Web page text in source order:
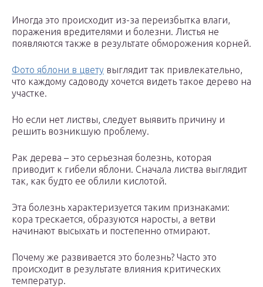
Иногда это происходит из-за переизбытка влаги,
поражения вредителями и болезни. Листья не
появляются также в результате обморожения корней.
Фото яблони в цвету выглядит так привлекательно,
что каждому садоводу хочется видеть такое дерево на
участке.
Но если нет листвы, следует выявить причину и
решить возникшую проблему.
Рак дерева – это серьезная болезнь, которая
приводит к гибели яблони. Сначала листва выглядит
так, как будто ее облили кислотой.
Эта болезнь характеризуется таким признаками:
кора трескается, образуются наросты, а ветви
начинают высыхать и постепенно отмирают.
Почему же развивается это болезнь? Часто это
происходит в результате влияния критических
температур.